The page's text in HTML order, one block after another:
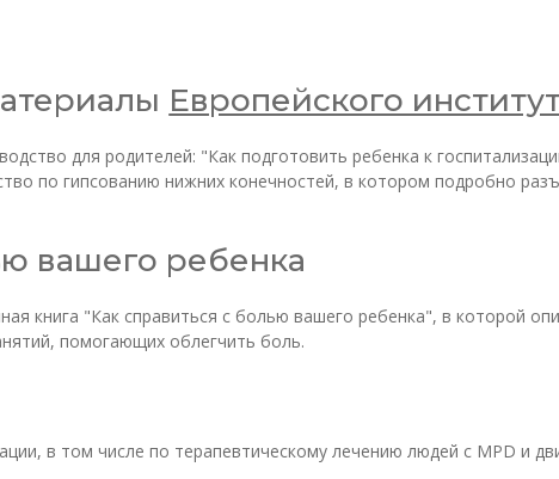
Европейского
для родителей: "Как подготовить ребенка к
по гипсованию нижних конечностей, в котором подробно
вашего ребенка
книга "Как справиться с болью вашего ребенка", в которой
помогающих облегчить боль.
в том числе по терапевтическому лечению людей с MPD и